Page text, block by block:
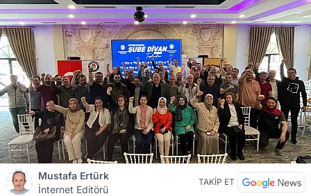
Mustafa Ertürk
İnternet Editörü
TAKİP ET